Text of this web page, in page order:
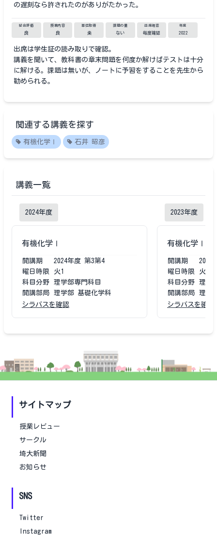
の遅刻なら許されたのがありがたかった。
総合評価
良
授業内容
良
単位取得
楽
課題の量
ない
出席確認
毎度確認
年度
2022
出席は学生証の読み取りで確認。
講義を聞いて、教科書の章末問題を何度か解けばテストは十分
に解ける。課題は無いが、ノートに予習をすることを先生から
勧められる。
関連する講義を探す
有機化学Ⅰ 石井 昭彦
講義一覧
2024年度
有機化学Ⅰ
開講期 2024年度 第3第4
曜日時限
火1
科目分野
理学部専門科目
開講部局
理学部 基礎化学科
シラバスを確認
2023年度
有機化学Ⅰ
開講期 2023
曜日時限
火1
科目分野
理学
開講部局
理学
シラバスを確認
サイトマップ
授業レビュー
サークル
埼大新聞
お知らせ
SNS
Twitter
Instagram